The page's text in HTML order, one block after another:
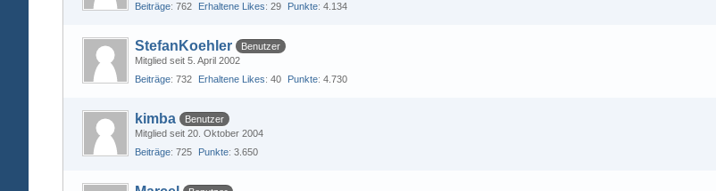
Beiträge 762 Erhaltene Likes 29 Punkte 4.134
StefanKoehler
Benutzer
Mitglied seit 5. April 2002
Beiträge 732 Erhaltene Likes 40 Punkte 4.730
kimba
Benutzer
Mitglied seit 20. Oktober 2004
Beiträge 725 Punkte 3.650